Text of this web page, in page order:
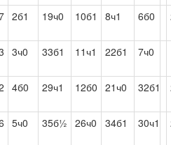
2б1 19ч0 10б1 8ч1 6б0
3ч0 33б1 11ч1 22б1 7ч0
4б0 29ч1 12б0 21ч0 32б1
5ч0 35б½ 26ч0 34б1 30ч1